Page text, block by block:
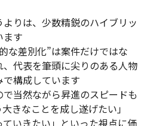
りは、少数精鋭のハイブリッ
ます
な差別化”は案件だけではな
代表を筆頭に尖りのある人物
構成しています
当然ながら昇進のスピードも
きなことを成し遂げたい」
ていきたい」といった視点に価